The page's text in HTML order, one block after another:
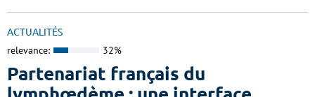
ACTUALITÉS
relevance: 32%
Partenariat français du